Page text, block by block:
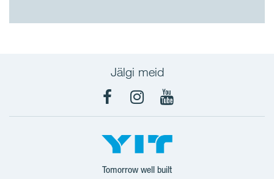
Jälgi meid
FacebookInstagram
YouTube
Tomorrow well built